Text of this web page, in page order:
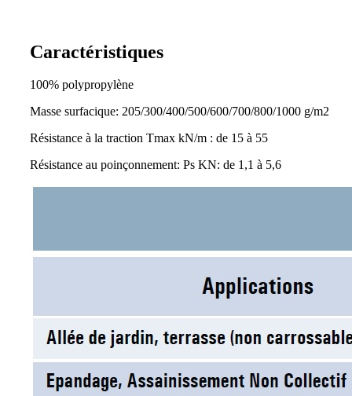
Caractéristiques
100% polypropylène
Masse surfacique: 205/300/400/500/600/700/800/1000 g/m2
Résistance à la traction Tmax kN/m : de 15 à 55
Résistance au poinçonnement: Ps KN: de 1,1 à 5,6